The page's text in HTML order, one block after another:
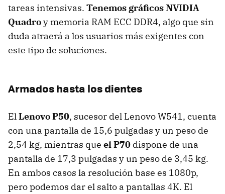
tareas intensivas. Tenemos gráficos NVIDIA
Quadroy memoria RAM ECC DDR4, algo que sin
duda atraerá a los usuarios más exigentes con
este tipo de soluciones.
Armados hasta los dientes
ElLenovo P50, sucesor del Lenovo W541, cuenta
con una pantalla de 15,6 pulgadas y un peso de
2,54 kg, mientras que el P70 dispone de una
pantalla de 17,3 pulgadas y un peso de 3,45 kg.
En ambos casos la resolución base es 1080p,
pero podemos dar el salto a pantallas 4K. El